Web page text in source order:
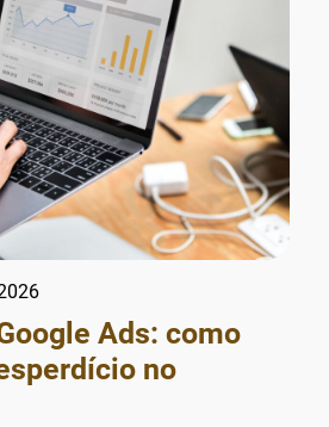
Ads: como
no